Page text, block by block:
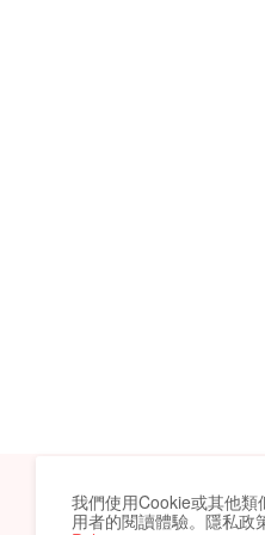
我們使用Cookie或其他類
用者的閱讀體驗。隱私政